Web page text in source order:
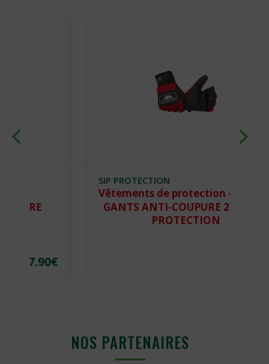
SIP PROTECTION
Vêtements de protection -
GANTS ANTI-COUPURE 2XD3 SIP
PROTECTION
NOS PARTENAIRES